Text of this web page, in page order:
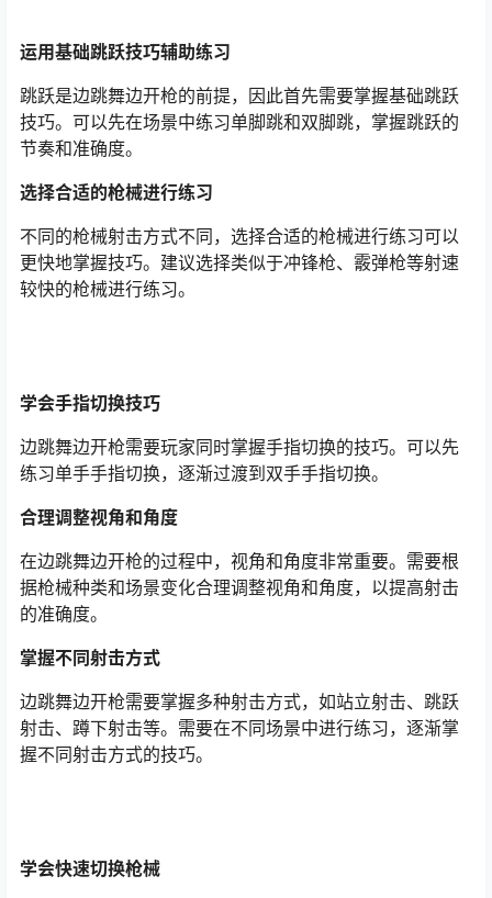
运用基础跳跃技巧辅助练习
跳跃是边跳舞边开枪的前提，因此首先需要掌握基础跳跃
技巧。可以先在场景中练习单脚跳和双脚跳，掌握跳跃的
节奏和准确度。
选择合适的枪械进行练习
不同的枪械射击方式不同，选择合适的枪械进行练习可以
更快地掌握技巧。建议选择类似于冲锋枪、霰弹枪等射速
较快的枪械进行练习。
学会手指切换技巧
边跳舞边开枪需要玩家同时掌握手指切换的技巧。可以先
练习单手手指切换，逐渐过渡到双手手指切换。
合理调整视角和角度
在边跳舞边开枪的过程中，视角和角度非常重要。需要根
据枪械种类和场景变化合理调整视角和角度，以提高射击
的准确度。
掌握不同射击方式
边跳舞边开枪需要掌握多种射击方式，如站立射击、跳跃
射击、蹲下射击等。需要在不同场景中进行练习，逐渐掌
握不同射击方式的技巧。
学会快速切换枪械